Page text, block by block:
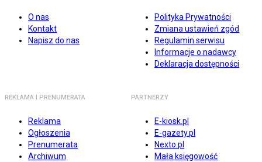
O nas
Kontakt
Napisz do nas
Polityka Prywatności
Zmiana ustawień zgód
Regulamin serwisu
Informacje o nadawcy
Deklaracja dostępności
REKLAMA I PRENUMERATA
Reklama
Ogłoszenia
Prenumerata
Archiwum
PARTNERZY
E-kiosk.pl
E-gazety.pl
Nexto.pl
Mała księgowość